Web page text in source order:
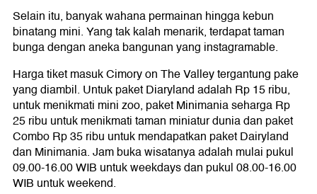
Selain itu, banyak wahana permainan hingga kebun
binatang mini. Yang tak kalah menarik, terdapat taman
bunga dengan aneka bangunan yang instagramable.
Harga tiket masuk Cimory on The Valley tergantung pake
yang diambil. Untuk paket Diaryland adalah Rp 15 ribu,
untuk menikmati mini zoo, paket Minimania seharga Rp
25 ribu untuk menikmati taman miniatur dunia dan paket
Combo Rp 35 ribu untuk mendapatkan paket Dairyland
dan Minimania. Jam buka wisatanya adalah mulai pukul
09.00-16.00 WIB untuk weekdays dan pukul 08.00-16.00
WIB untuk weekend.